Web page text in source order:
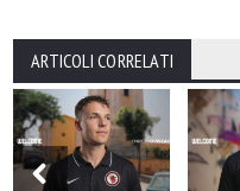
ARTICOLI CORRELATI